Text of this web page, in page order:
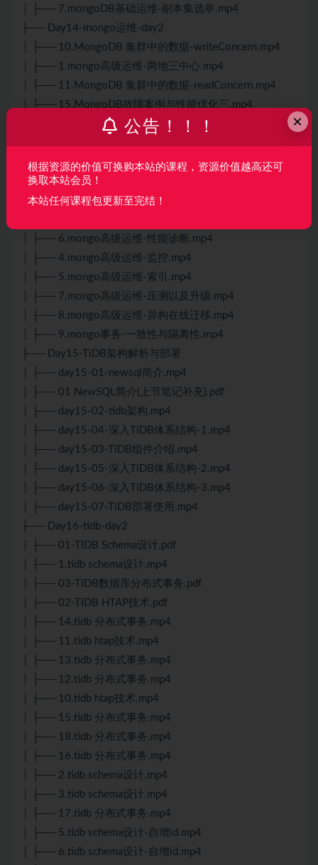
│ ├── 7.mongoDB基础运维-副本集选举.mp4
├── Day14-mongo运维-day2
│ ├── 10.MongoDB 集群中的数据-writeConcern.mp4
│ ├── 1.mongo高级运维-两地三中心.mp4
│ ├── 11.MongoDB 集群中的数据-readConcern.mp4
│ ├── 15.MongoDB故障案例与性能优化三.mp4
│ ├── 16.MongoDB故障案例与性能优化四.mp4
│ ├── 14.MongoDB故障案例与性能优化二.mp4
│ ├── 13.MongoDB故障案例与性能优化一.mp4
│ ├── 2.mongo高级运维-备份恢复以及迁移.mp4
│ ├── 6.mongo高级运维-性能诊断.mp4
│ ├── 4.mongo高级运维-监控.mp4
│ ├── 5.mongo高级运维-索引.mp4
│ ├── 7.mongo高级运维-压测以及升级.mp4
│ ├── 8.mongo高级运维-异构在线迁移.mp4
│ ├── 9.mongo事务-一致性与隔离性.mp4
├── Day15-TiDB架构解析与部署
│ ├── day15-01-newsql简介.mp4
│ ├── 01 NewSQL简介(上节笔记补充).pdf
│ ├── day15-02-tidb架构.mp4
│ ├── day15-04-深入TiDB体系结构-1.mp4
│ ├── day15-03-TiDB组件介绍.mp4
│ ├── day15-05-深入TiDB体系结构-2.mp4
│ ├── day15-06-深入TiDB体系结构-3.mp4
│ ├── day15-07-TiDB部署使用.mp4
├── Day16-tidb-day2
│ ├── 01-TiDB Schema设计.pdf
│ ├── 1.tidb schema设计.mp4
│ ├── 03-TiDB数据库分布式事务.pdf
│ ├── 02-TiDB HTAP技术.pdf
│ ├── 14.tidb 分布式事务.mp4
│ ├── 11.tidb htap技术.mp4
│ ├── 13.tidb 分布式事务.mp4
│ ├── 12.tidb 分布式事务.mp4
│ ├── 10.tidb htap技术.mp4
│ ├── 15.tidb 分布式事务.mp4
│ ├── 18.tidb 分布式事务.mp4
│ ├── 16.tidb 分布式事务.mp4
│ ├── 2.tidb schema设计.mp4
│ ├── 3.tidb schema设计.mp4
│ ├── 17.tidb 分布式事务.mp4
│ ├── 5.tidb schema设计-自增id.mp4
│ ├── 6.tidb schema设计-自增id.mp4
×
公告！！！
根据资源的价值可换购本站的课程，资源价值越高还可
换取本站会员！
本站任何课程包更新至完结！